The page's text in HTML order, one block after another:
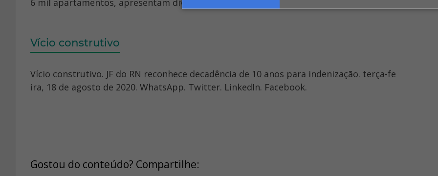
6 mil apartamentos, apresentam diversos vícios e defeitos construtivos.
Vício construtivo
Vício construtivo. JF do RN reconhece decadência de 10 anos para indenização. terça-fe
ira, 18 de agosto de 2020. WhatsApp. Twitter. LinkedIn. Facebook.
Gostou do conteúdo? Compartilhe: